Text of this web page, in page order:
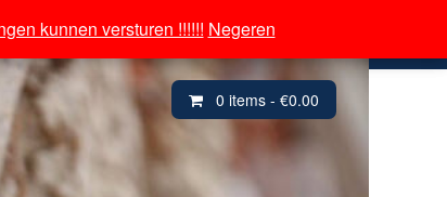
de France Inloggen/ Mijn Account
0 items - €0.00
kunnen versturen !!!!!! Negeren
kunnen versturen !!!!!! Negeren